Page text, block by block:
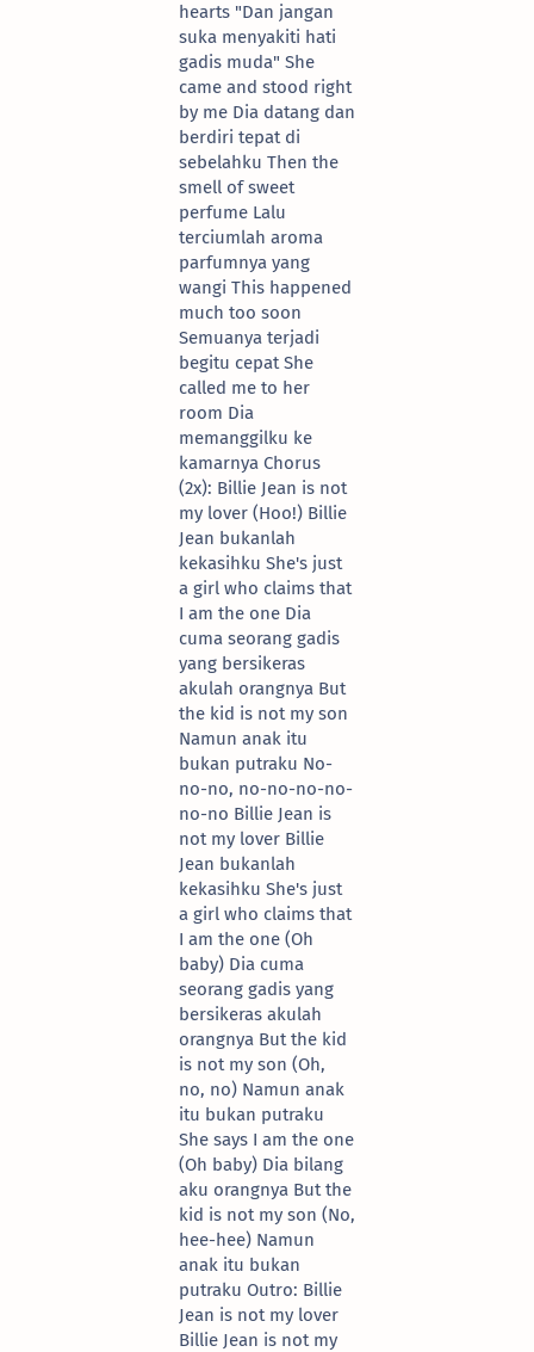
hearts "Dan jangan
suka menyakiti hati
gadis muda" She
came and stood right
by me Dia datang dan
berdiri tepat di
sebelahku Then the
smell of sweet
perfume Lalu
terciumlah aroma
parfumnya yang
wangi This happened
much too soon
Semuanya terjadi
begitu cepat She
called me to her
room Dia
memanggilku ke
kamarnya Chorus
(2x): Billie Jean is not
my lover (Hoo!) Billie
Jean bukanlah
kekasihku She's just
a girl who claims that
I am the one Dia
cuma seorang gadis
yang bersikeras
akulah orangnya But
the kid is not my son
Namun anak itu
bukan putraku No-
no-no, no-no-no-no-
no-no Billie Jean is
not my lover Billie
Jean bukanlah
kekasihku She's just
a girl who claims that
I am the one (Oh
baby) Dia cuma
seorang gadis yang
bersikeras akulah
orangnya But the kid
is not my son (Oh,
no, no) Namun anak
itu bukan putraku
She says I am the one
(Oh baby) Dia bilang
aku orangnya But the
kid is not my son (No,
hee-hee) Namun
anak itu bukan
putraku Outro: Billie
Jean is not my lover
Billie Jean is not my